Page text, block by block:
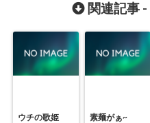
関連記事 -
ウチの歌姫 素麺がぁ~